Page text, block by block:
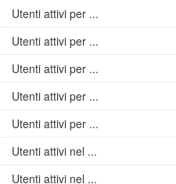
Utenti attivi per ...
Utenti attivi per ...
Utenti attivi per ...
Utenti attivi per ...
Utenti attivi per ...
Utenti attivi nel ...
Utenti attivi nel ...